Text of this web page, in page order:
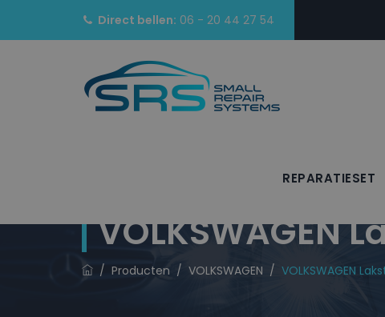
Direct bellen: 06 - 20 44 27 54
REPARATIESET
VOLKSWAGEN
/ Producten / VOLKSWAGEN / VOLKSWAGEN